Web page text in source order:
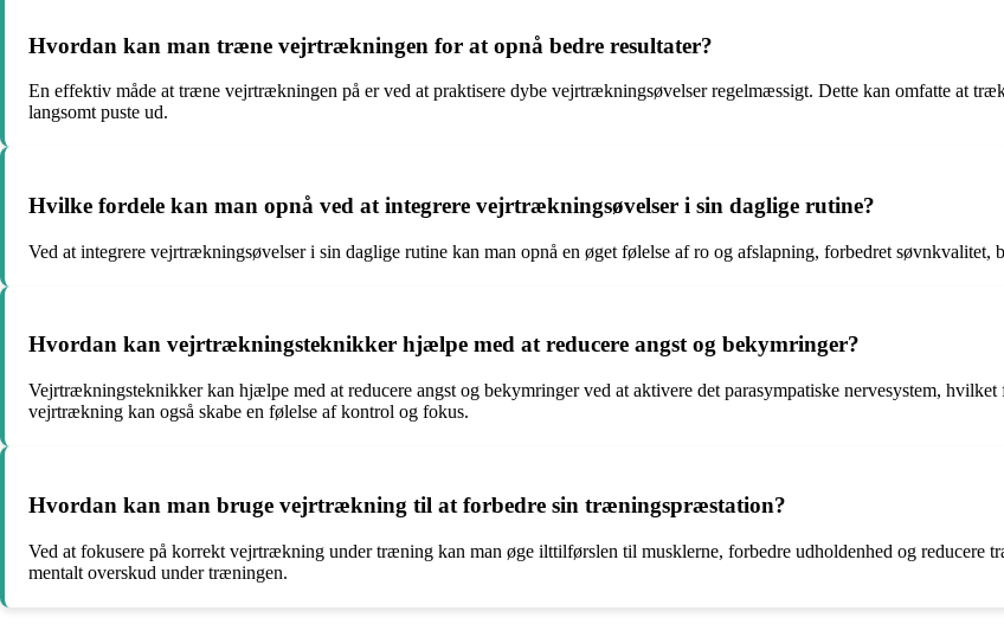
Hvordan kan man træne vejrtrækningen for at opnå bedre resultater?
En effektiv måde at træne vejrtrækningen på er ved at praktisere dybe vejrtrækningsøvelser regelmæssigt. Dette kan omfatte at
langsomt puste ud.
Hvilke fordele kan man opnå ved at integrere vejrtrækningsøvelser i sin daglige rutine?
Ved at integrere vejrtrækningsøvelser i sin daglige rutine kan man opnå en øget følelse af ro og afslapning, forbedret søvnkvalitet,
Hvordan kan vejrtrækningsteknikker hjælpe med at reducere angst og bekymringer?
Vejrtrækningsteknikker kan hjælpe med at reducere angst og bekymringer ved at aktivere det parasympatiske nervesystem,
vejrtrækning kan også skabe en følelse af kontrol og fokus.
Hvordan kan man bruge vejrtrækning til at forbedre sin træningspræstation?
Ved at fokusere på korrekt vejrtrækning under træning kan man øge ilttilførslen til musklerne, forbedre udholdenhed og
mentalt overskud under træningen.